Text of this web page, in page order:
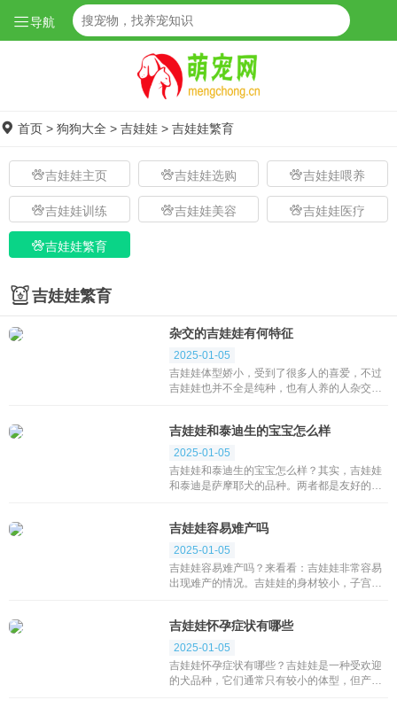
导航
首页 > 狗狗大全 > 吉娃娃 > 吉娃娃繁育
吉娃娃主页 吉娃娃选购 吉娃娃喂养
吉娃娃训练 吉娃娃美容 吉娃娃医疗
吉娃娃繁育
吉娃娃繁育
杂交的吉娃娃有何特征
2025-01-05
吉娃娃体型娇小，受到了很多人的喜爱，不过
吉娃娃也并不全是纯种，也有人养的人杂交的
的吉娃娃有什么...
吉娃娃和泰迪生的宝宝怎么样
2025-01-05
吉娃娃和泰迪生的宝宝怎么样？其实，吉娃娃
和泰迪是萨摩耶犬的品种。两者都是友好的、
理健康。...
吉娃娃容易难产吗
2025-01-05
吉娃娃容易难产吗？来看看：吉娃娃非常容易
出现难产的情况。吉娃娃的身材较小，子宫也
可能需要耗费...
吉娃娃怀孕症状有哪些
2025-01-05
吉娃娃怀孕症状有哪些？吉娃娃是一种受欢迎
的犬品种，它们通常只有较小的体型，但产生